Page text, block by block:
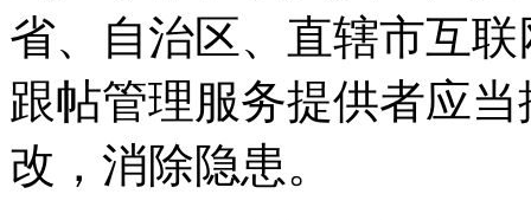
省、自治区、直辖市互
跟帖管理服务提供者应
改，消除隐患。